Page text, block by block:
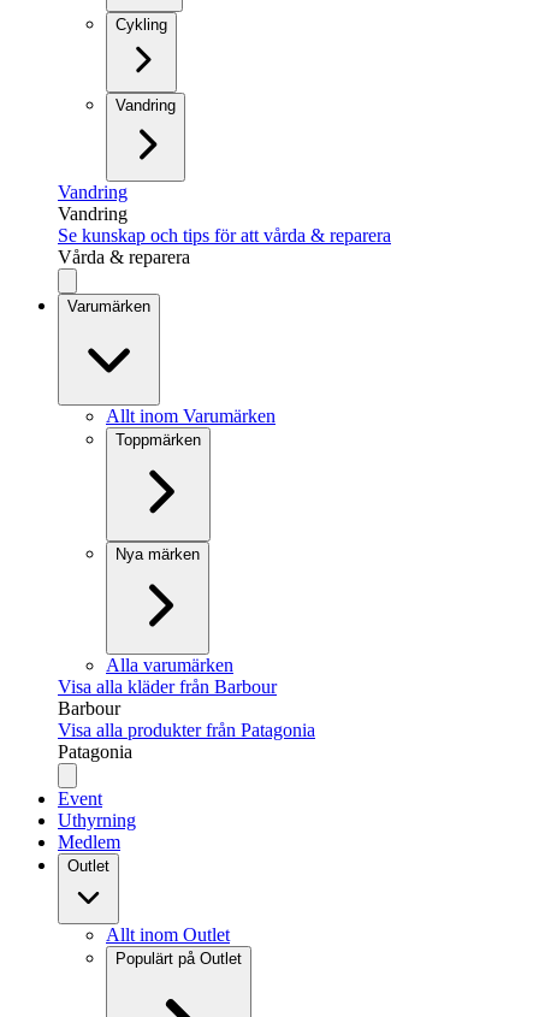
Cykling
Vandring
Vandring
Vandring
Se kunskap och tips för att vårda & reparera
Vårda & reparera
Varumärken
Allt inom Varumärken
Toppmärken
Nya märken
Alla varumärken
Visa alla kläder från Barbour
Barbour
Visa alla produkter från Patagonia
Patagonia
Event
Uthyrning
Medlem
Outlet
Allt inom Outlet
Populärt på Outlet